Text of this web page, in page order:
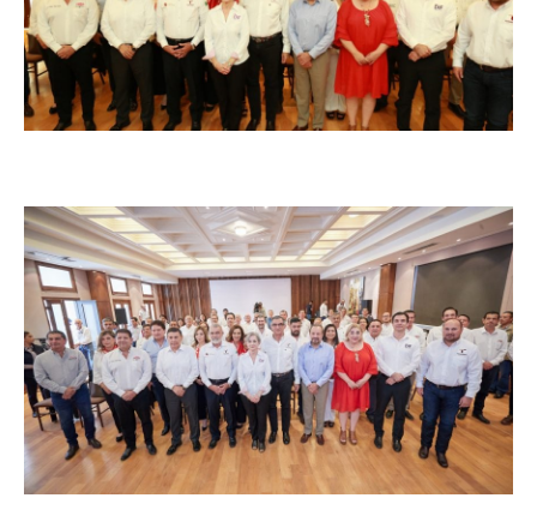
Sing up for our newsletter
to stay in the loop.
SUBSCRIBE